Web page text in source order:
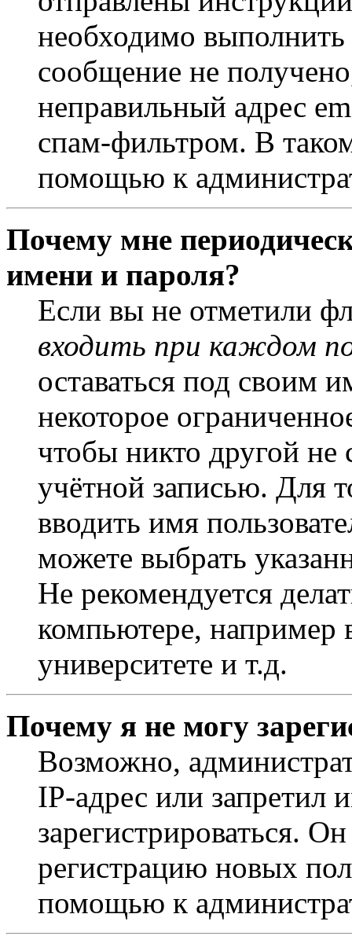
необходимо
сообщение не
неправильный адрес
спам-фильтром. В
помощью к
Почему мне
имени и пароля?
Если вы не отметили
входить при каждом
оставаться под своим
некоторое
чтобы никто другой не
учётной записью. Для
вводить имя
можете выбрать
Не рекомендуется
компьютере, например
университете и т.д.
Почему я не могу
Возможно,
IP-адрес или запретил
зарегистрироваться.
регистрацию новых
помощью к